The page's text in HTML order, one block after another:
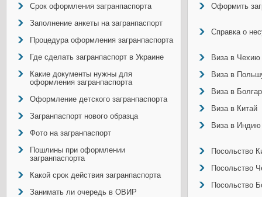
Срок оформления загранпаспорта
Заполнение анкеты на загранпаспорт
Процедура оформления загранпаспорта
Где сделать загранпаспорт в Украине
Какие документы нужны для
оформления загранпаспорта
Оформление детского загранпаспорта
Загранпаспорт нового образца
Фото на загранпаспорт
Пошлины при оформлении
загранпаспорта
Какой срок действия загранпаспорта
Занимать ли очередь в ОВИР
Оформить
Справка о
Виза в Чехию
Виза в
Виза в
Виза в Китай
Виза в Индию
Посольство
Посольство
Посольство